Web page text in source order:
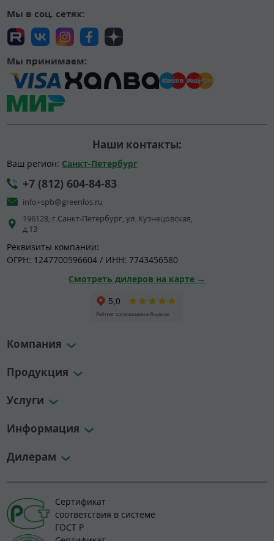
Мы в соц. сетях:
Мы принимаем:
Наши контакты:
Ваш регион: Санкт-Петербург
+7 (812) 604-84-83
info+spb@greenlos.ru
196128, г.Санкт-Петербург, ул. Кузнецовская,
д.13
Реквизиты компании:
ОГРН: 1247700596604 / ИНН: 7743456580
Смотреть дилеров на карте →
Компания
Продукция
Услуги
Информация
Дилерам
Сертификат
соответствия в системе
ГОСТ Р